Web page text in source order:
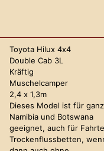
Toyota Hilux 4x4
Double Cab 3L
Kräftig
Muschelcamper
2,4 x 1,3m
Dieses Model ist für ganz
Namibia und Botswana
geeignet, auch für
Trockenflussbetten,